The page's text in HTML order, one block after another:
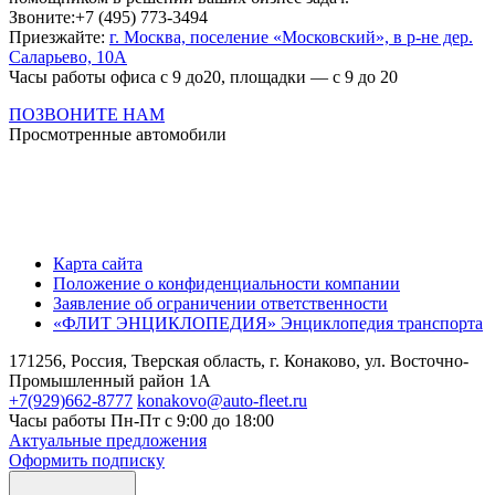
Звоните:+7 (495) 773-3494
Приезжайте: г. Москва, поселение «Московский», в р-не дер.
Саларьево, 10А
Часы работы офиса с 9 до20, площадки — с 9 до 20
ПОЗВОНИТЕ НАМ
Просмотренные автомобили
Карта сайта
Положение о конфиденциальности компании
Заявление об ограничении ответственности
«ФЛИТ ЭНЦИКЛОПЕДИЯ» Энциклопедия транспорта
171256, Россия, Тверская область, г. Конаково, ул. Восточно-
Промышленный район 1А
+7(929)662-8777 konakovo@auto-fleet.ru
Часы работы Пн-Пт с 9:00 до 18:00
Актуальные предложения
Оформить подписку